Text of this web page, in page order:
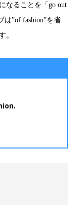
なることを「go out
は”of fashion”を省
。